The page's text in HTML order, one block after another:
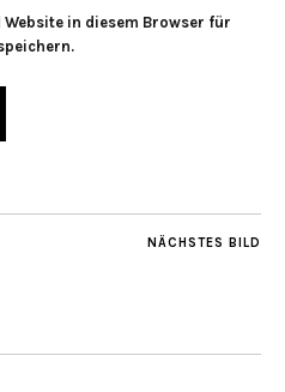
in diesem Browser für
NÄCHSTES BILD